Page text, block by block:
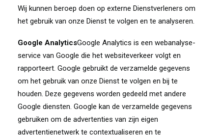
Wij kunnen beroep doen op externe Dienstverleners om
het gebruik van onze Dienst te volgen en te analyseren.
Google AnalyticsGoogle Analytics is een webanalyse-
service van Google die het websiteverkeer volgt en
rapporteert. Google gebruikt de verzamelde gegevens
om het gebruik van onze Dienst te volgen en bij te
houden. Deze gegevens worden gedeeld met andere
Google diensten. Google kan de verzamelde gegevens
gebruiken om de advertenties van zijn eigen
advertentienetwerk te contextualiseren en te